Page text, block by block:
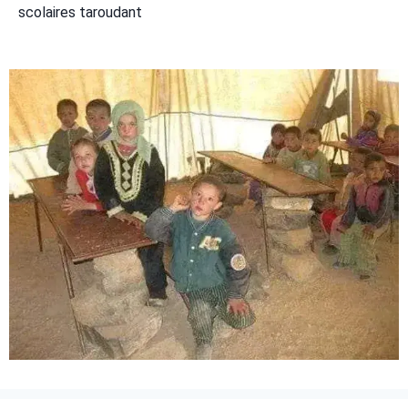
scolaires taroudant